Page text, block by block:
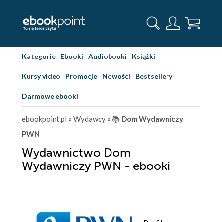
Kategorie Ebooki Audiobooki Książki
Kursy video Promocje Nowości Bestsellery
Darmowe ebooki
ebookpoint.pl » Wydawcy » 📚 Dom Wydawniczy
PWN
Wydawnictwo Dom
Wydawniczy PWN - ebooki